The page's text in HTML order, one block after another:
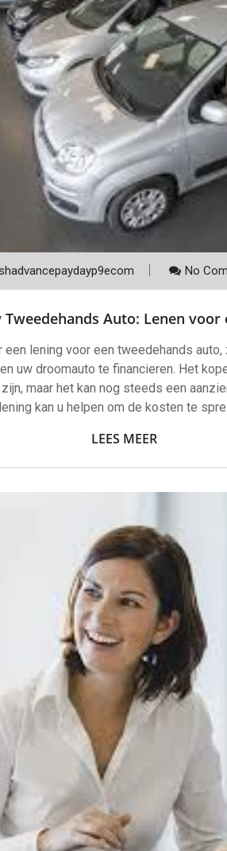
No
Auto: Lenen voor
een lening voor een tweedehands
uw droomauto te financieren. Het
maar het kan nog steeds een
lening kan u helpen om de kosten te
LEES MEER